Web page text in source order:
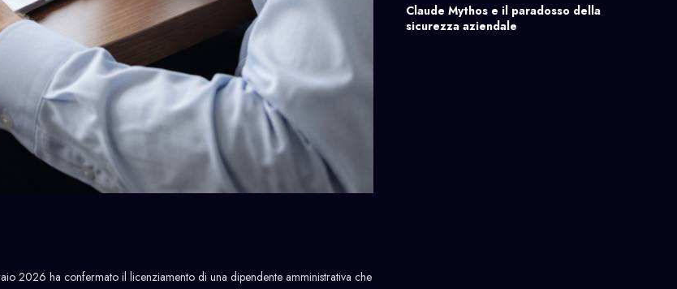
2026 ha confermato il licenziamento di una dipendente amministrativa che
Claude Mythos e il paradosso della
sicurezza aziendale